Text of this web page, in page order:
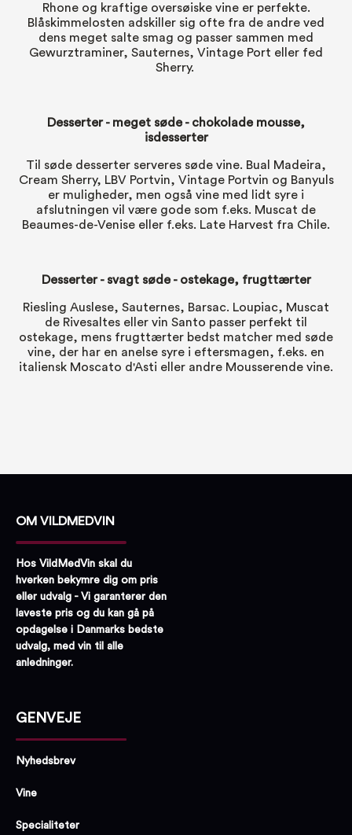
Rhone og kraftige oversøiske vine er perfekte.
Blåskimmelosten adskiller sig ofte fra de andre ved
dens meget salte smag og passer sammen med
Gewurztraminer, Sauternes, Vintage Port eller fed
Sherry.
Desserter- meget søde - chokolade mousse,
isdesserter
Til søde desserter serveres søde vine. Bual Madeira,
Cream Sherry, LBV Portvin, Vintage Portvin og Banyuls
er muligheder, men også vine med lidt syre i
afslutningen vil være gode som f.eks. Muscat de
Beaumes-de-Venise eller f.eks. Late Harvest fra Chile.
Desserter- svagt søde - ostekage, frugttærter
Riesling Auslese, Sauternes, Barsac. Loupiac, Muscat
de Rivesaltes eller vin Santo passer perfekt til
ostekage, mens frugttærter bedst matcher med søde
vine, der har en anelse syre i eftersmagen, f.eks. en
italiensk Moscato d'Asti eller andre Mousserende vine.
OM VILDMEDVIN
Hos VildMedVin skal du
hverken bekymre dig om pris
eller udvalg - Vi garanterer den
laveste pris og du kan gå på
opdagelse i Danmarks bedste
udvalg, med vin til alle
anledninger.
GENVEJE
Nyhedsbrev
Vine
Specialiteter